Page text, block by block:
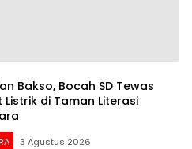
Bakso, Bocah SD Tewas
Listrik di Taman Literasi
3 Agustus 2026